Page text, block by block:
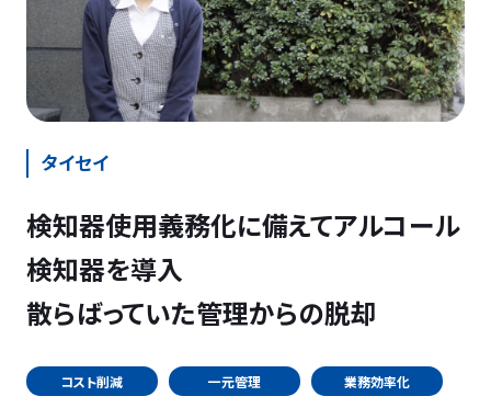
タイセイ
検知器使用義務化に備えてアルコール
検知器を導入
散らばっていた管理からの脱却
コスト削減 一元管理 業務効率化